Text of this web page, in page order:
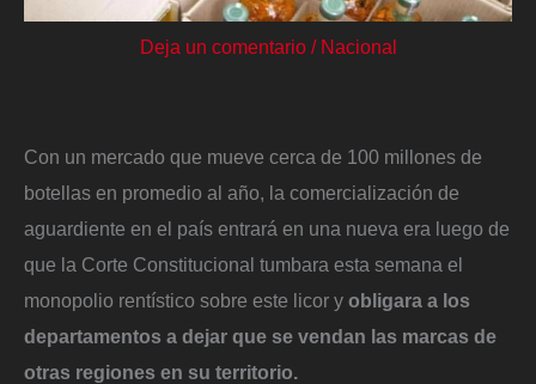
Deja un comentario / Nacional
Con un mercado que mueve cerca de 100 millones de
botellas en promedio al año, la comercialización de
aguardiente en el país entrará en una nueva era luego de
que la Corte Constitucional tumbara esta semana el
monopolio rentístico sobre este licor y obligara a los
departamentos a dejar que se vendan las marcas de
otras regiones en su territorio.